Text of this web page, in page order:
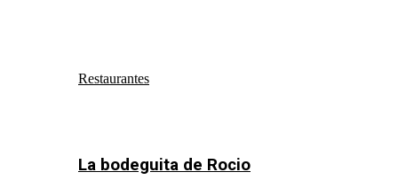
Restaurantes
La bodeguita de Rocio